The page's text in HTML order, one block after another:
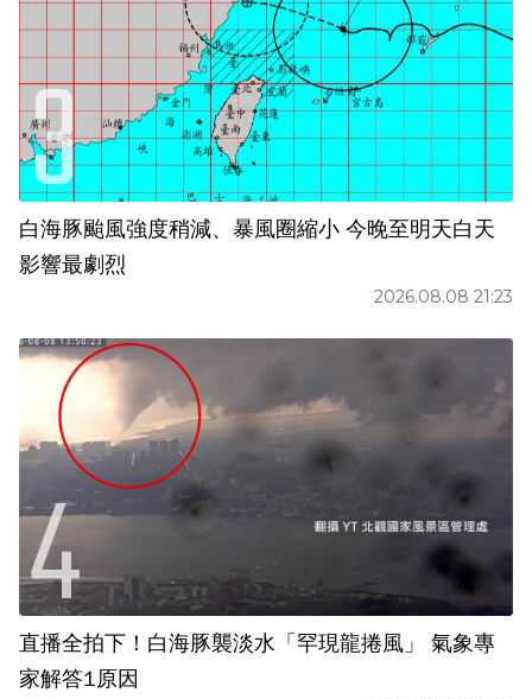
白海豚颱風強度稍減、暴風圈縮小 今晚至明天白天
影響最劇烈
2026.08.08 21:23
直播全拍下！白海豚襲淡水「罕現龍捲風」 氣象專
家解答1原因